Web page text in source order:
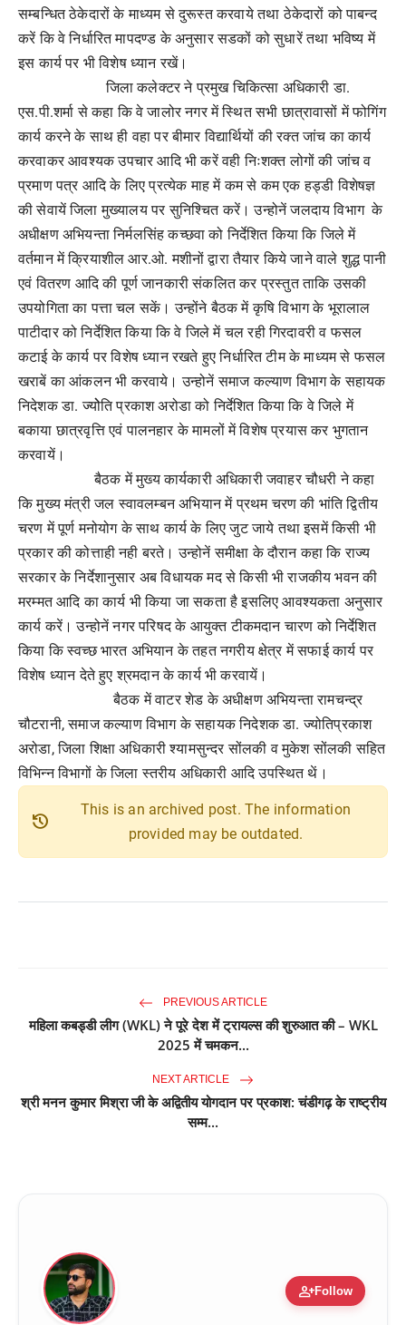
सम्बन्धित ठेकेदारों के माध्यम से दुरूस्त करवाये तथा ठेकेदारों को पाबन्द
करें कि वे निर्धारित मापदण्ड के अनुसार सडकों को सुधारें तथा भविष्य में
इस कार्य पर भी विशेष ध्यान रखें।
जिला कलेक्टर ने प्रमुख चिकित्सा अधिकारी डा.
एस.पी.शर्मा से कहा कि वे जालोर नगर में स्थित सभी छात्रावासों में फोगिंग
कार्य करने के साथ ही वहा पर बीमार विद्यार्थियों की रक्त जांच का कार्य
करवाकर आवश्यक उपचार आदि भी करें वही निःशक्त लोगों की जांच व
प्रमाण पत्र आदि के लिए प्रत्येक माह में कम से कम एक हड्डी विशेषज्ञ
की सेवायें जिला मुख्यालय पर सुनिश्चित करें। उन्होनें जलदाय विभाग के
अधीक्षण अभियन्ता निर्मलसिंह कच्छवा को निर्देशित किया कि जिले में
वर्तमान में क्रियाशील आर.ओ. मशीनों द्वारा तैयार किये जाने वाले शुद्ध पानी
एवं वितरण आदि की पूर्ण जानकारी संकलित कर प्रस्तुत ताकि उसकी
उपयोगिता का पत्ता चल सकें। उन्होंने बैठक में कृषि विभाग के भूरालाल
पाटीदार को निर्देशित किया कि वे जिले में चल रही गिरदावरी व फसल
कटाई के कार्य पर विशेष ध्यान रखते हुए निर्धारित टीम के माध्यम से फसल
खराबें का आंकलन भी करवाये। उन्होनें समाज कल्याण विभाग के सहायक
निदेशक डा. ज्योेति प्रकाश अरोडा को निर्देशित किया कि वे जिले में
बकाया छात्रवृत्ति एवं पालनहार के मामलों में विशेष प्रयास कर भुगतान
करवायें।
बैठक में मुख्य कार्यकारी अधिकारी जवाहर चौधरी ने कहा
कि मुख्य मंत्री जल स्वावलम्बन अभियान में प्रथम चरण की भांति द्वितीय
चरण में पूर्ण मनोयोग के साथ कार्य के लिए जुट जाये तथा इसमें किसी भी
प्रकार की कोत्ताही नही बरते। उन्होनें समीक्षा के दौरान कहा कि राज्य
सरकार के निर्देशानुसार अब विधायक मद से किसी भी राजकीय भवन की
मरम्मत आदि का कार्य भी किया जा सकता है इसलिए आवश्यकता अनुसार
कार्य करें। उन्होनें नगर परिषद के आयुक्त टीकमदान चारण को निर्देशित
किया कि स्वच्छ भारत अभियान के तहत नगरीय क्षेत्र में सफाई कार्य पर
विशेष ध्यान देते हुए श्रमदान के कार्य भी करवायें।
बैठक में वाटर शेड के अधीक्षण अभियन्ता रामचन्द्र
चौटरानी, समाज कल्याण विभाग के सहायक निदेशक डा. ज्योतिप्रकाश
अरोडा, जिला शिक्षा अधिकारी श्यामसुन्दर सोंलकी व मुकेश सोंलकी सहित
विभिन्न विभागों के जिला स्तरीय अधिकारी आदि उपस्थित थें।
history
This is an archived post. The information
provided may be outdated.
PREVIOUS ARTICLE
महिला कबड्डी लीग (WKL) ने पूरे देश में ट्रायल्स की शुरुआत की – WKL
2025 में चमकन...
NEXT ARTICLE
श्री मनन कुमार मिश्रा जी के अद्वितीय योगदान पर प्रकाश: चंडीगढ़ के राष्ट्रीय
सम्म...
person_addFollow